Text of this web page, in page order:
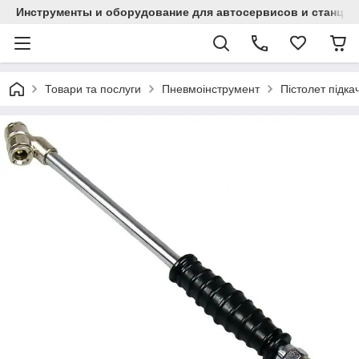
Инструменты и оборудование для автосервисов и
Товари та послуги Пневмоінструмент Пістолет